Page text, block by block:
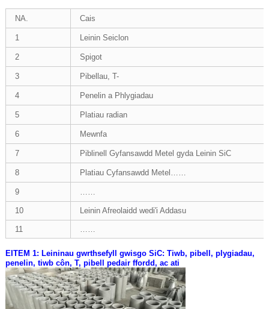
NA. Cais
1 Leinin Seiclon
2 Spigot
3 Pibellau, T-
4 Penelin a Phlygiadau
5 Platiau radian
6 Mewnfa
7 Piblinell Gyfansawdd Metel gyda Leinin SiC
8 Platiau Cyfansawdd Metel……
9 ……
10 Leinin Afreolaidd wedi'i Addasu
11 ……
EITEM 1: Leininau gwrthsefyll gwisgo SiC: Tiwb, pibell, plygiadau,
penelin, tiwb côn, T, pibell pedair ffordd, ac ati